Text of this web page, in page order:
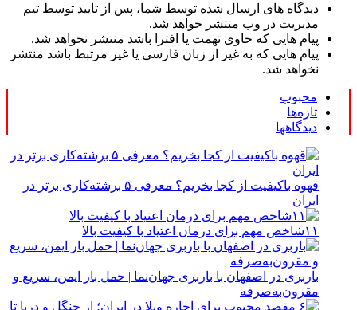
دیدگاه های ارسال شده توسط شما، پس از تایید توسط تیم
مدیریت در وب منتشر خواهد شد.
پیام هایی که حاوی تهمت یا افترا باشد منتشر نخواهد شد.
پیام هایی که به غیر از زبان فارسی یا غیر مرتبط باشد منتشر
نخواهد شد.
محبوب
تازه‌ها
دیدگاهها
قهوه باکیفیت از کجا بخریم؟ معرفی ۵ برشته‌کاری برتر در
ایران
۱۱شاخص مهم برای درمان اعتیاد با کیفیت بالا
باربری در اصفهان با باربری جهان‌نما | حمل بار ایمن، سریع و
مقرون‌به‌صرفه